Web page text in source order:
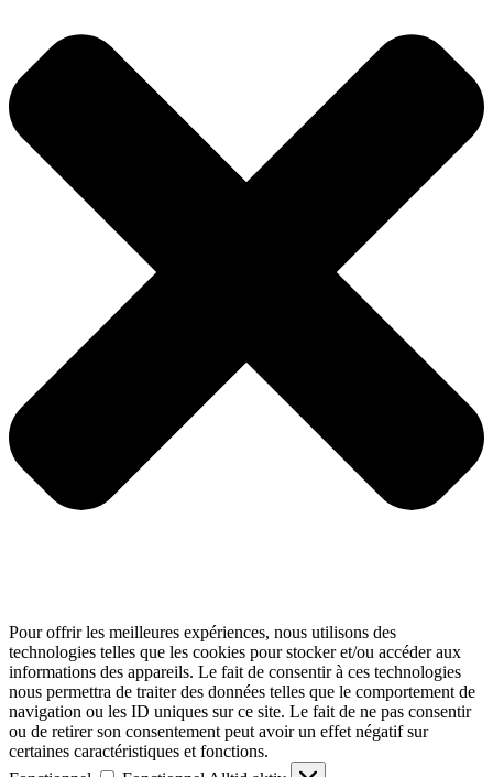
Pour offrir les meilleures expériences, nous utilisons des
technologies telles que les cookies pour stocker et/ou accéder aux
informations des appareils. Le fait de consentir à ces technologies
nous permettra de traiter des données telles que le comportement de
navigation ou les ID uniques sur ce site. Le fait de ne pas consentir
ou de retirer son consentement peut avoir un effet négatif sur
certaines caractéristiques et fonctions.